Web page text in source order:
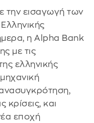
την εισαγωγή των
η Alpha Bank
με τις
ελληνικής
κρίσεις, και
εποχή